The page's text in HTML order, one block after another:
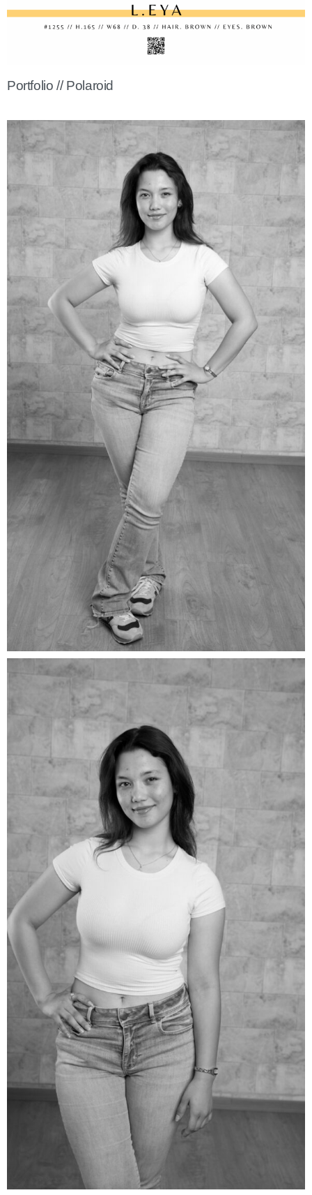
Portfolio // Polaroid